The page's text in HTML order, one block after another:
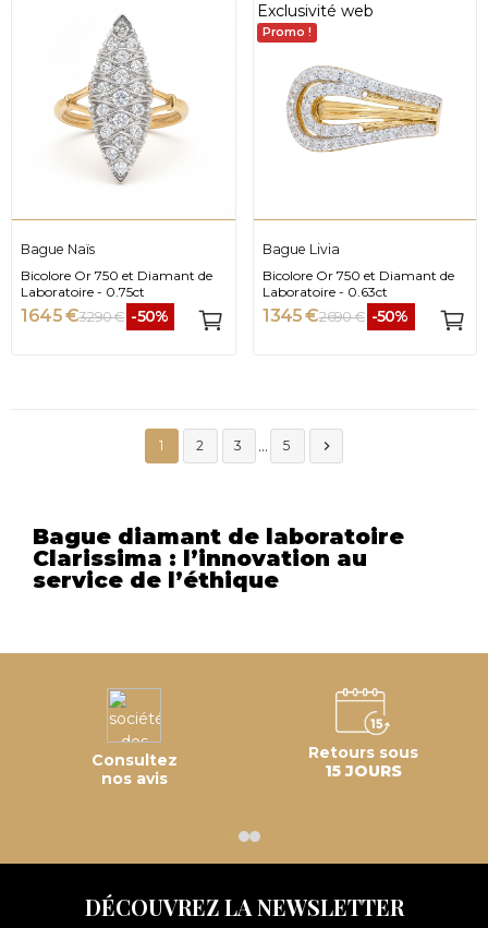
Bague Naïs
Bicolore Or 750 et Diamant de
Laboratoire - 0.75ct
1 645 €3 290 € -50%
Exclusivité web
Promo !
Bague Livia
Bicolore Or 750 et Diamant de
Laboratoire - 0.63ct
1 345 €2 690 € -50%
1 2 3 … 5 
Bague diamant de laboratoire
Clarissima : l’innovation au
service de l’éthique
Consultez
nos avis
Retours sous
15 JOURS
DÉCOUVREZ LA NEWSLETTER